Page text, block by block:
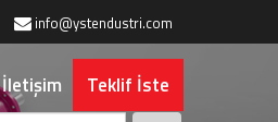
info@ystendustri.com
İletişim Teklif İste